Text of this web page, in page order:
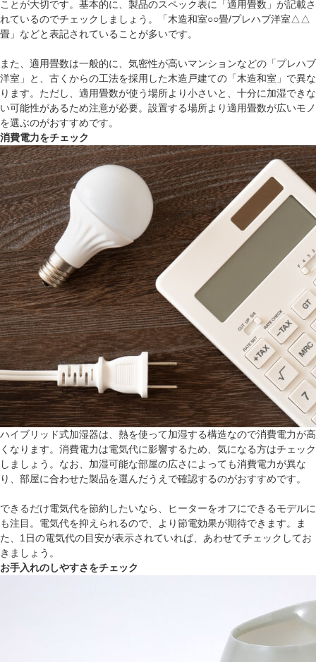
ことが大切です。基本的に、製品のスペック表に「適用畳数」が記載さ
れているのでチェックしましょう。「木造和室○○畳/プレハブ洋室△△
畳」などと表記されていることが多いです。
また、適用畳数は一般的に、気密性が高いマンションなどの「プレハブ
洋室」と、古くからの工法を採用した木造戸建ての「木造和室」で異な
ります。ただし、適用畳数が使う場所より小さいと、十分に加湿できな
い可能性があるため注意が必要。設置する場所より適用畳数が広いモノ
を選ぶのがおすすめです。
消費電力をチェック
ハイブリッド式加湿器は、熱を使って加湿する構造なので消費電力が高
くなります。消費電力は電気代に影響するため、気になる方はチェック
しましょう。なお、加湿可能な部屋の広さによっても消費電力が異な
り、部屋に合わせた製品を選んだうえで確認するのがおすすめです。
できるだけ電気代を節約したいなら、ヒーターをオフにできるモデルに
も注目。電気代を抑えられるので、より節電効果が期待できます。ま
た、1日の電気代の目安が表示されていれば、あわせてチェックしてお
きましょう。
お手入れのしやすさをチェック